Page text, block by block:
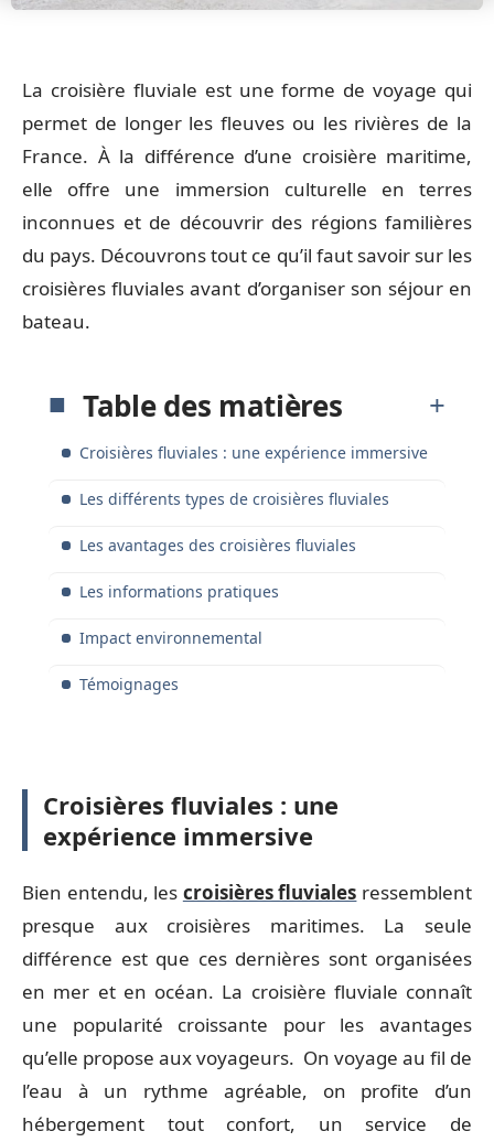
La croisière fluviale est une forme de voyage qui
permet de longer les fleuves ou les rivières de la
France. À la différence d’une croisière maritime,
elle offre une immersion culturelle en terres
inconnues et de découvrir des régions familières
du pays. Découvrons tout ce qu’il faut savoir sur les
croisières fluviales avant d’organiser son séjour en
bateau.
Table des matières
Croisières fluviales : une expérience immersive
Les différents types de croisières fluviales
Les avantages des croisières fluviales
Les informations pratiques
Impact environnemental
Témoignages
Croisières fluviales : une
expérience immersive
Bien entendu, les croisières fluviales ressemblent
presque aux croisières maritimes. La seule
différence est que ces dernières sont organisées
en mer et en océan. La croisière fluviale connaît
une popularité croissante pour les avantages
qu’elle propose aux voyageurs. On voyage au fil de
l’eau à un rythme agréable, on profite d’un
hébergement tout confort, un service de